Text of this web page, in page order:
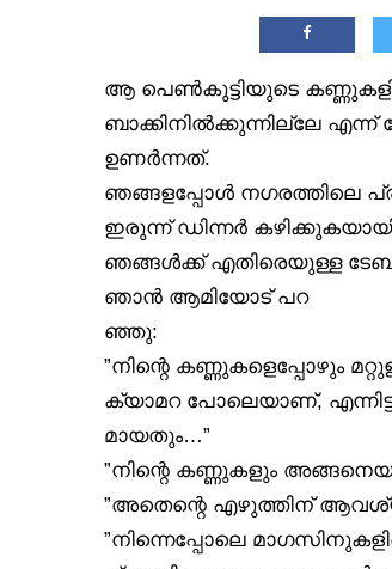
ആ പെൺകുട്ടിയുടെ
ബാക്കിനിൽക്കുന്നില്ലേ
ഉണർന്നത്.
ഞങ്ങളപ്പോൾ നഗരത്തിലെ
ഇരുന്ന് ഡിന്നർ
ഞങ്ങൾക്ക് എതിരെയുള്ള
ഞാൻ ആമിയോട് പറ
ഞ്ഞു:
”നിന്റെ കണ്ണുകളെപ്പോഴും
ക്യാമറ പോലെയാണ്,
മായതും…”
”നിന്റെ കണ്ണുകളും
”അതെന്റെ എഴുത്തിന്
”നിന്നെപ്പോലെ